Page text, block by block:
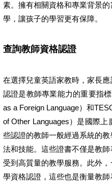
素。擁有相關資格和專業背景
學，讓孩子的學習更有保障。
查詢教師資格認證
在選擇兒童英語家教時，家長
認證是教師專業能力的重要指
as a Foreign Language）和
of Other Languages）是國際
些認證的教師一般經過系統的
法和技能。這些證書不僅是教
受到高質量的教學服務。此外
學資格認證，這些也是衡量教